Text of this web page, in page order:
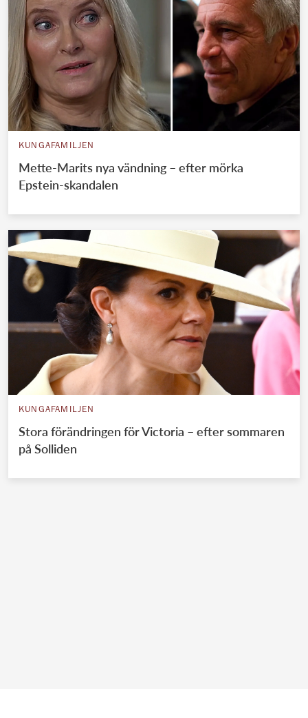
KUNGAFAMILJEN
Mette-Marits nya vändning – efter mörka
Epstein-skandalen
KUNGAFAMILJEN
Stora förändringen för Victoria – efter sommaren
på Solliden